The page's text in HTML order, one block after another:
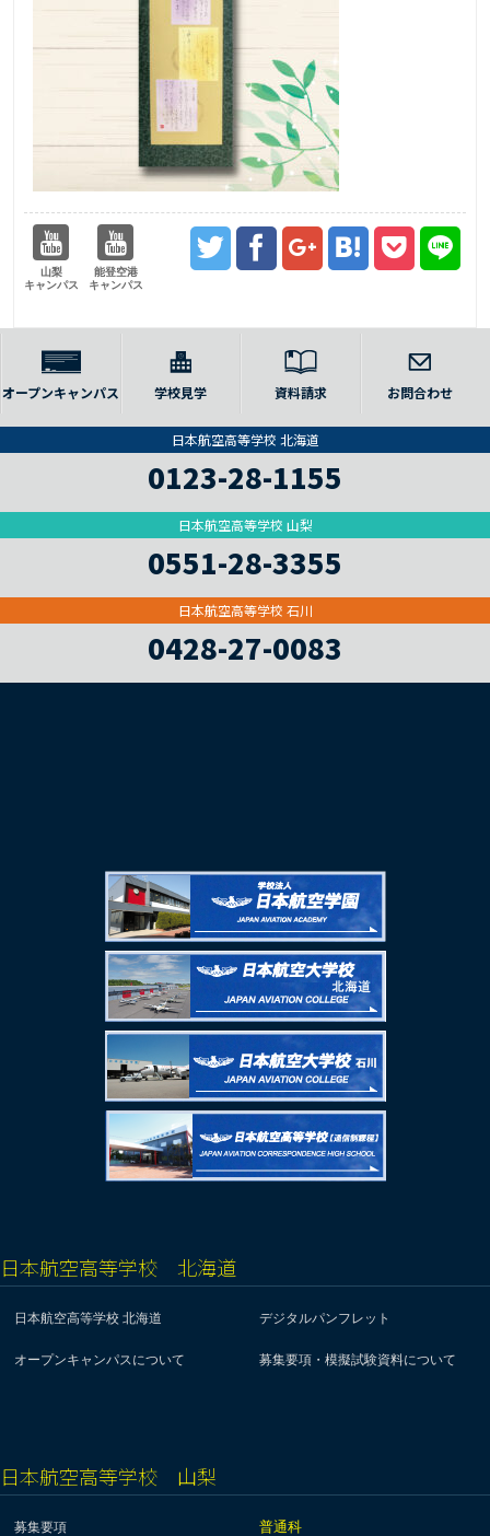
山梨
キャンパス
能登空港
キャンパス
オープンキャンパス 学校見学 資料請求 お問合わせ
日本航空高等学校 北海道
0123-28-1155
日本航空高等学校 山梨
0551-28-3355
日本航空高等学校 石川
0428-27-0083
日本航空高等学校 北海道
日本航空高等学校 北海道 デジタルパンフレット
オープンキャンパスについて 募集要項・模擬試験資料について
日本航空高等学校 山梨
募集要項
普通科